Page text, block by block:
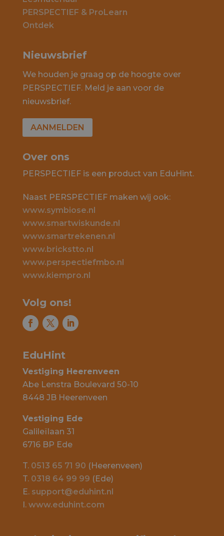
PERSPECTIEF & ProLearn
Ontdek
Nieuwsbrief
We houden je graag op de hoogte over
PERSPECTIEF. Meld je aan voor de
nieuwsbrief.
AANMELDEN
Over ons
PERSPECTIEF is een product van EduHint.
Naast PERSPECTIEF maken wij ook:
www.symbiose.nl
www.smartwiskunde.nl
www.smartrekenen.nl
www.brickstto.nl
www.perspectiefmbo.nl
www.kiempro.nl
Volg ons!
EduHint
Vestiging Heerenveen
Abe Lenstra Boulevard 50-10
8448 JB Heerenveen
Vestiging Ede
Galileïlaan 31
6716 BP Ede
T. 0513 65 71 90 (Heerenveen)
T. 0318 64 99 99 (Ede)
E. support@eduhint.nl
I. www.eduhint.com